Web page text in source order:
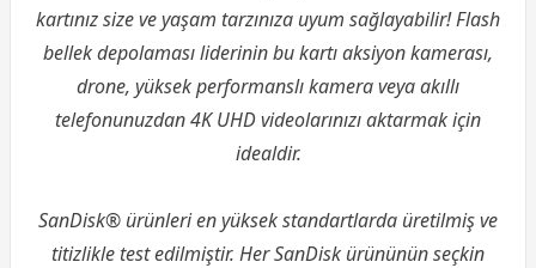
kartınız size ve yaşam tarzınıza uyum sağlayabilir! Flash
bellek depolaması liderinin bu kartı aksiyon kamerası,
drone, yüksek performanslı kamera veya akıllı
telefonunuzdan 4K UHD videolarınızı aktarmak için
idealdir.
SanDisk® ürünleri en yüksek standartlarda üretilmiş ve
titizlikle test edilmiştir. Her SanDisk ürününün seçkin